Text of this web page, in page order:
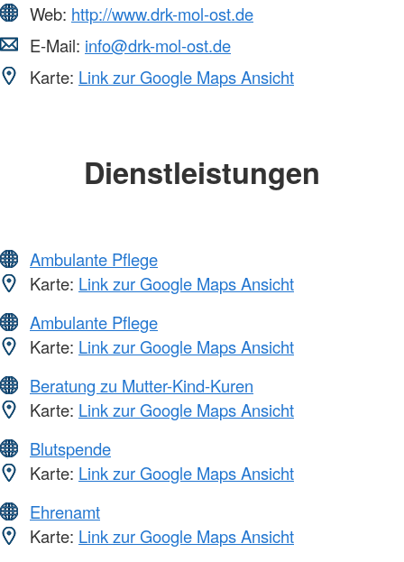
Web: http://www.drk-mol-ost.de
E-Mail: info@drk-mol-ost.de
Karte: Link zur Google Maps Ansicht
Dienstleistungen
Ambulante Pflege
Karte: Link zur Google Maps Ansicht
Ambulante Pflege
Karte: Link zur Google Maps Ansicht
Beratung zu Mutter-Kind-Kuren
Karte: Link zur Google Maps Ansicht
Blutspende
Karte: Link zur Google Maps Ansicht
Ehrenamt
Karte: Link zur Google Maps Ansicht